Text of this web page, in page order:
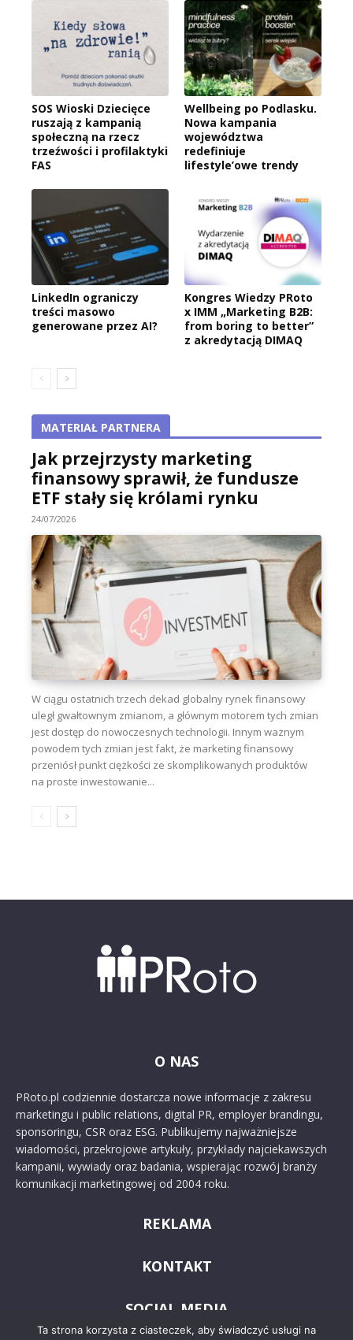
SOS Wioski Dziecięce
ruszają z kampanią
społeczną na rzecz
trzeźwości i profilaktyki
FAS
Wellbeing po Podlasku.
Nowa kampania
województwa
redefiniuje
lifestyle’owe trendy
LinkedIn ograniczy
treści masowo
generowane przez AI?
Kongres Wiedzy PRoto
x IMM „Marketing B2B:
from boring to better”
z akredytacją DIMAQ
MATERIAŁ PARTNERA
Jak przejrzysty marketing
finansowy sprawił, że fundusze
ETF stały się królami rynku
24/07/2026
W ciągu ostatnich trzech dekad globalny rynek finansowy
uległ gwałtownym zmianom, a głównym motorem tych zmian
jest dostęp do nowoczesnych technologii. Innym ważnym
powodem tych zmian jest fakt, że marketing finansowy
przeniósł punkt ciężkości ze skomplikowanych produktów
na proste inwestowanie...
O NAS
PRoto.pl codziennie dostarcza nowe informacje z zakresu
marketingu i public relations, digital PR, employer brandingu,
sponsoringu, CSR oraz ESG. Publikujemy najważniejsze
wiadomości, przekrojowe artykuły, przykłady najciekawszych
kampanii, wywiady oraz badania, wspierając rozwój branży
komunikacji marketingowej od 2004 roku.
REKLAMA
KONTAKT
SOCIAL MEDIA
Ta strona korzysta z ciasteczek, aby świadczyć usługi na